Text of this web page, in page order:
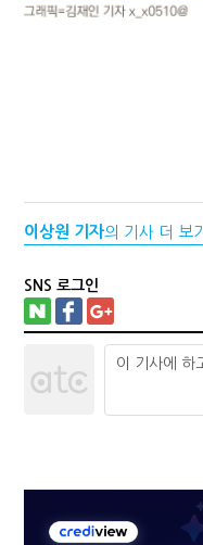
이상원 기자의 기사 더 보기
SNS 로그인